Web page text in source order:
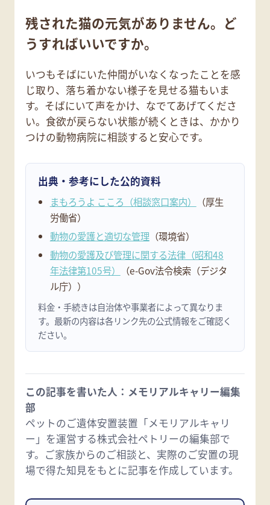
残された猫の元気がありません。ど
うすればいいですか。
いつもそばにいた仲間がいなくなったことを感
じ取り、落ち着かない様子を見せる猫もいま
す。そばにいて声をかけ、なでてあげてくださ
い。食欲が戻らない状態が続くときは、かかり
つけの動物病院に相談すると安心です。
出典・参考にした公的資料
まもろうよ こころ（相談窓口案内）
（厚生
労働省）
動物の愛護と適切な管理（環境省）
動物の愛護及び管理に関する法律（昭和48
年法律第105号）
（e-Gov法令検索（デジタ
ル庁））
料金・手続きは自治体や事業者によって異なりま
す。最新の内容は各リンク先の公式情報をご確認く
ださい。
この記事を書いた人：メモリアルキャリー編集
部
ペットのご遺体安置装置「メモリアルキャリ
ー」を運営する株式会社ペトリーの編集部で
す。ご家族からのご相談と、実際のご安置の現
場で得た知見をもとに記事を作成しています。